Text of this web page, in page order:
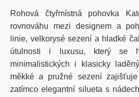
Rohová čtyřmístná pohovka
rovnováhu mezi designem a
linie, velkorysé sezení a hladké
útulnosti i luxusu, který se
minimalistických i klasicky
měkké a pružné sezení zajišťuje
zatímco elegantní silueta s